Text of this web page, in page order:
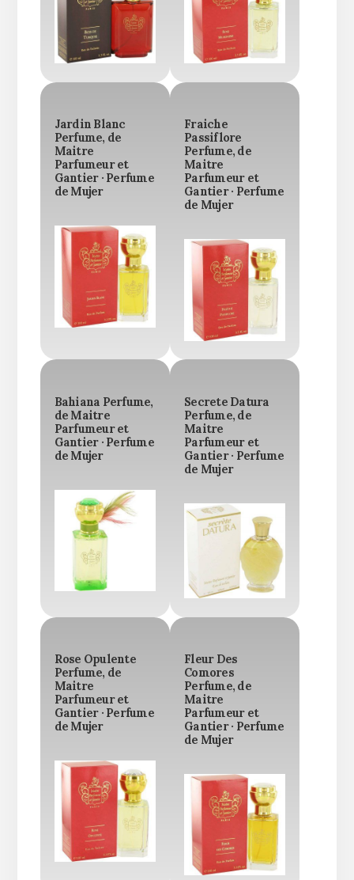
Jardin Blanc
Perfume, de
Maitre
Parfumeur et
Gantier · Perfume
de Mujer
Fraiche
Passiflore
Perfume, de
Maitre
Parfumeur et
Gantier · Perfume
de Mujer
Bahiana Perfume,
de Maitre
Parfumeur et
Gantier · Perfume
de Mujer
Secrete Datura
Perfume, de
Maitre
Parfumeur et
Gantier · Perfume
de Mujer
Rose Opulente
Perfume, de
Maitre
Parfumeur et
Gantier · Perfume
de Mujer
Fleur Des
Comores
Perfume, de
Maitre
Parfumeur et
Gantier · Perfume
de Mujer